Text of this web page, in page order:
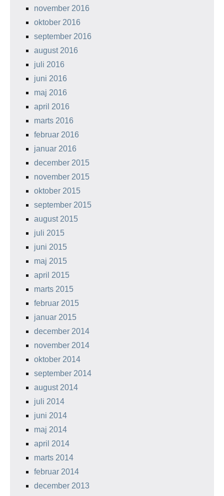
november 2016
oktober 2016
september 2016
august 2016
juli 2016
juni 2016
maj 2016
april 2016
marts 2016
februar 2016
januar 2016
december 2015
november 2015
oktober 2015
september 2015
august 2015
juli 2015
juni 2015
maj 2015
april 2015
marts 2015
februar 2015
januar 2015
december 2014
november 2014
oktober 2014
september 2014
august 2014
juli 2014
juni 2014
maj 2014
april 2014
marts 2014
februar 2014
december 2013